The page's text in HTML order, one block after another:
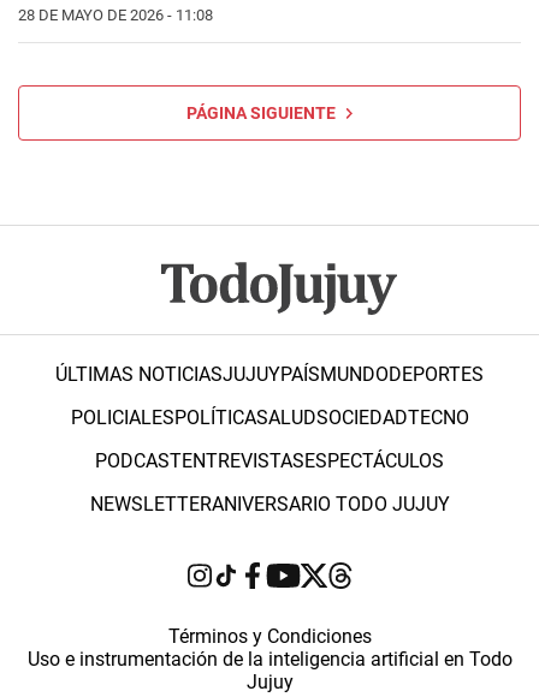
28 DE MAYO DE 2026 - 11:08
PÁGINA SIGUIENTE
ÚLTIMAS NOTICIASJUJUYPAÍSMUNDODEPORTES
POLICIALESPOLÍTICASALUDSOCIEDADTECNO
PODCASTENTREVISTASESPECTÁCULOS
NEWSLETTERANIVERSARIO TODO JUJUY
Términos y Condiciones
Uso e instrumentación de la inteligencia artificial en Todo
Jujuy